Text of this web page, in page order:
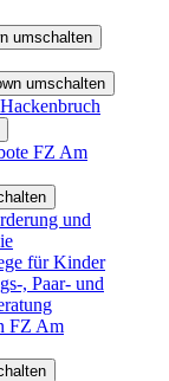
umschalten
umschalten
FZ Am
und
für Kinder
, Paar- und
FZ Am